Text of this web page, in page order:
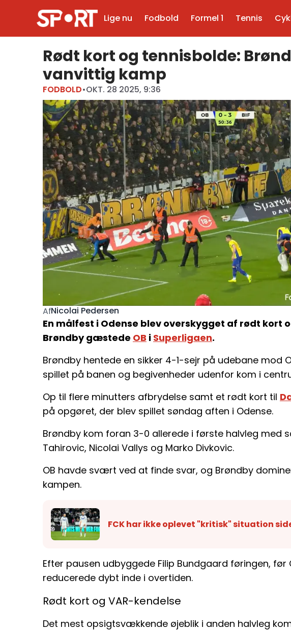
Lige nu Fodbold Formel 1 Tennis
Rødt kort og tennisbolde:
vanvittig kamp
FODBOLD•OKT. 28 2025, 9:36
AfNicolai Pedersen
En målfest i Odense blev overskygget af rødt kort
Brøndby gæstede OB i Superligaen.
Brøndby hentede en sikker 4-1-sejr på udebane mod
spillet på banen og begivenheder udenfor kom i
Op til flere minutters afbrydelse samt et rødt kort til
på opgøret, der blev spillet søndag aften i Odense.
Brøndby kom foran 3-0 allerede i første halvleg med
Tahirovic, Nicolai Vallys og Marko Divkovic.
OB havde svært ved at finde svar, og Brøndby
kampen.
FCK har ikke oplevet "kritisk" situation
Efter pausen udbyggede Filip Bundgaard føringen, før
reducerede dybt inde i overtiden.
Rødt kort og VAR-kendelse
Det mest opsigtsvækkende øjeblik i anden halvleg